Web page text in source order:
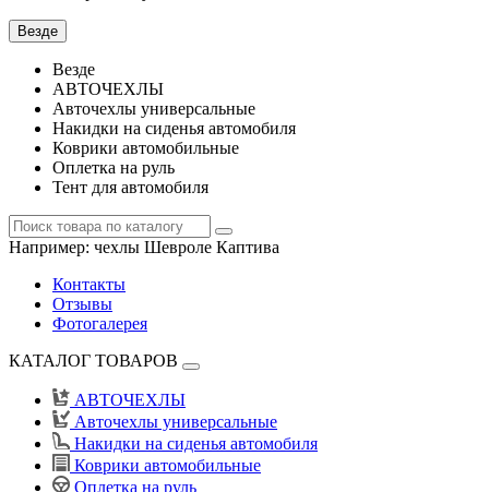
Везде
Везде
АВТОЧЕХЛЫ
Авточехлы универсальные
Накидки на сиденья автомобиля
Коврики автомобильные
Оплетка на руль
Тент для автомобиля
Например: чехлы Шевроле Каптива
Контакты
Отзывы
Фотогалерея
КАТАЛОГ ТОВАРОВ
АВТОЧЕХЛЫ
Авточехлы универсальные
Накидки на сиденья автомобиля
Коврики автомобильные
Оплетка на руль